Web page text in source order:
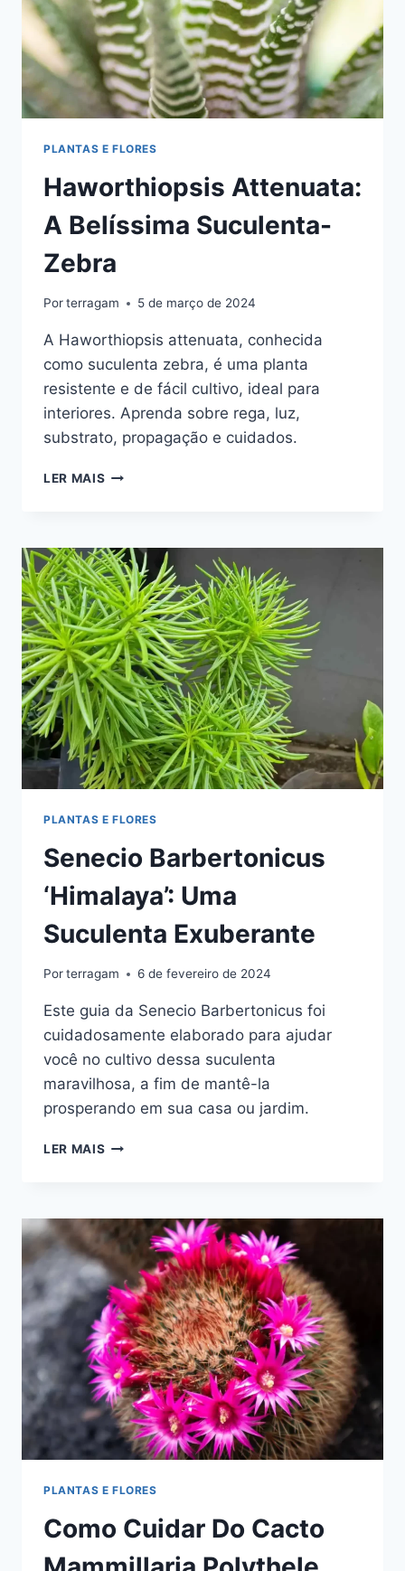
PLANTAS E FLORES
Haworthiopsis Attenuata:
A Belíssima Suculenta-
Zebra
Porterragam 5 de março de 2024
A Haworthiopsis attenuata, conhecida
como suculenta zebra, é uma planta
resistente e de fácil cultivo, ideal para
interiores. Aprenda sobre rega, luz,
substrato, propagação e cuidados.
LER MAIS HAWORTHIOPSIS
SUCULENTA-
ZEBRA
PLANTAS E FLORES
Senecio Barbertonicus
‘Himalaya’: Uma
Suculenta Exuberante
Porterragam 6 de fevereiro de 2024
Este guia da Senecio Barbertonicus foi
cuidadosamente elaborado para ajudar
você no cultivo dessa suculenta
maravilhosa, a fim de mantê-la
prosperando em sua casa ou jardim.
LER MAIS SENECIO
SUCULENTA
EXUBERANTE
PLANTAS E FLORES
Como Cuidar Do Cacto